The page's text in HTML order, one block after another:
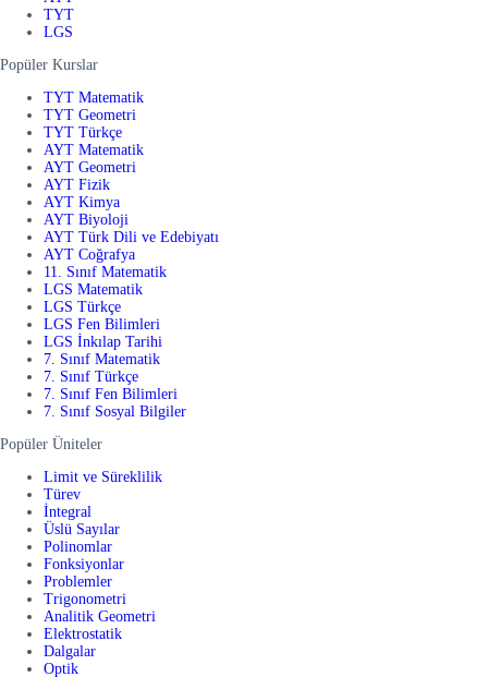
TYT
LGS
Popüler Kurslar
TYT Matematik
TYT Geometri
TYT Türkçe
AYT Matematik
AYT Geometri
AYT Fizik
AYT Kimya
AYT Biyoloji
AYT Türk Dili ve Edebiyatı
AYT Coğrafya
11. Sınıf Matematik
LGS Matematik
LGS Türkçe
LGS Fen Bilimleri
LGS İnkılap Tarihi
7. Sınıf Matematik
7. Sınıf Türkçe
7. Sınıf Fen Bilimleri
7. Sınıf Sosyal Bilgiler
Popüler Üniteler
Limit ve Süreklilik
Türev
İntegral
Üslü Sayılar
Polinomlar
Fonksiyonlar
Problemler
Trigonometri
Analitik Geometri
Elektrostatik
Dalgalar
Optik